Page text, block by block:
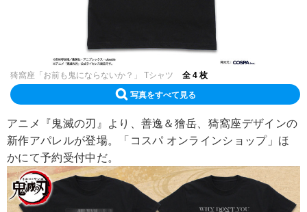
猗窩座「お前も鬼にならないか？」 Tシャツ 全 4 枚
写真をすべて見る
アニメ『鬼滅の刃』より、善逸＆獪岳、猗窩座デザインの
新作アパレルが登場。「コスパ オンラインショップ」ほ
かにて予約受付中だ。